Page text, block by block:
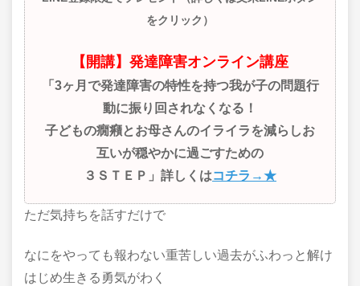
をクリック）
【開講】発達障害オンライン講座
「3ヶ月で発達障害の特性を持つ我が子の問題行
動に振り回されなくなる！
子どもの癇癪とお母さんのイライラを減らしお
互いが穏やかに過ごすための
３ＳＴＥＰ」詳しくはコチラ→★
ただ気持ちを話すだけで
なにをやっても報わない重苦しい過去がふわっと解け
はじめ生きる勇気がわく